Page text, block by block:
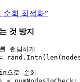
순회 최적화”
것 방지
랜덤하게
rand . Intn ( len (
로 순회